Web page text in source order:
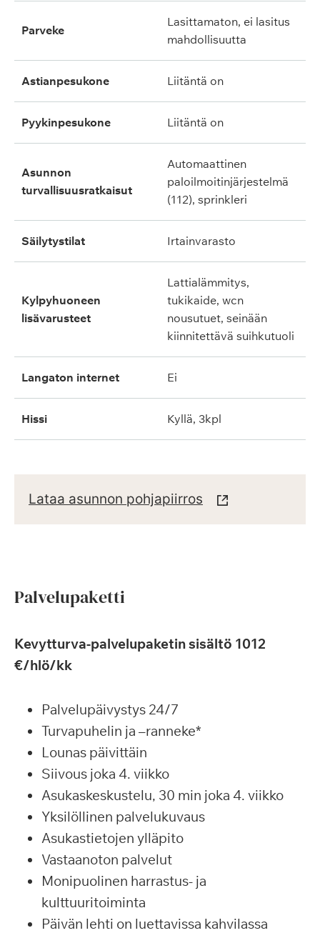
parveke
lasittamaton, ei lasitus
mahdollisuutta
astianpesukone liitäntä on
pyykinpesukone liitäntä on
asunnon
turvallisuusratkaisut
automaattinen
paloilmoitinjärjestelmä
(112), sprinkleri
säilytystilat irtainvarasto
kylpyhuoneen
lisävarusteet
lattialämmitys,
tukikaide, wcn
nousutuet, seinään
kiinnitettävä suihkutuoli
langaton internet ei
hissi kyllä, 3kpl
Lataa asunnon pohjapiirros
Palvelupaketti
Kevytturva-palvelupaketin sisältö 1012
€/hlö/kk
Palvelupäivystys 24/7
Turvapuhelin ja –ranneke*
Lounas päivittäin
Siivous joka 4. viikko
Asukaskeskustelu, 30 min joka 4. viikko
Yksilöllinen palvelukuvaus
Asukastietojen ylläpito
Vastaanoton palvelut
Monipuolinen harrastus- ja
kulttuuritoiminta
Päivän lehti on luettavissa kahvilassa